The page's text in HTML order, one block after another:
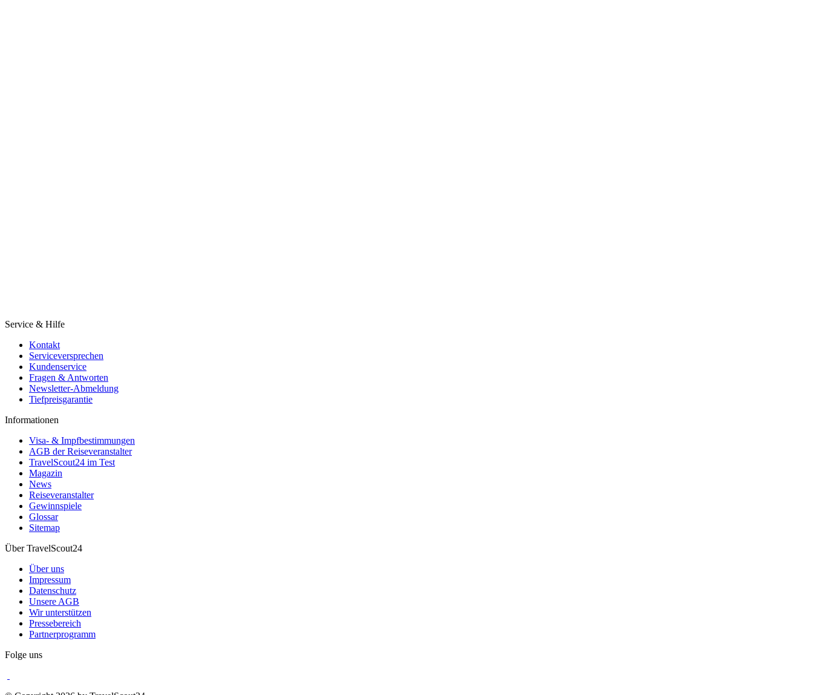
Service & Hilfe
Kontakt
Serviceversprechen
Kundenservice
Fragen & Antworten
Newsletter-Abmeldung
Tiefpreisgarantie
Informationen
Visa- & Impfbestimmungen
AGB der Reiseveranstalter
TravelScout24 im Test
Magazin
News
Reiseveranstalter
Gewinnspiele
Glossar
Sitemap
Über TravelScout24
Über uns
Impressum
Datenschutz
Unsere AGB
Wir unterstützen
Pressebereich
Partnerprogramm
Folge uns